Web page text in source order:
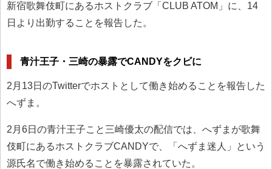
新宿歌舞伎町にあるホストクラブ「CLUB ATOM」に、14
日より出勤することを報告した。
青汁王子・三崎の暴露でCANDYをクビに
2月13日のTwitterでホストとして働き始めることを報告した
へずま。
2月6日の青汁王子こと三崎優太の配信では、へずまが歌舞
伎町にあるホストクラブCANDYで、「へずま迷人」という
源氏名で働き始めることを暴露されていた。